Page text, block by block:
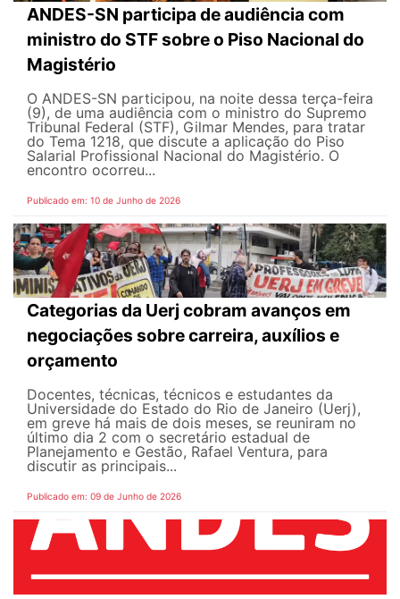
ANDES-SN participa de audiência com
ministro do STF sobre o Piso Nacional do
Magistério
O ANDES-SN participou, na noite dessa terça-feira
(9), de uma audiência com o ministro do Supremo
Tribunal Federal (STF), Gilmar Mendes, para tratar
do Tema 1218, que discute a aplicação do Piso
Salarial Profissional Nacional do Magistério. O
encontro ocorreu...
Publicado em: 10 de Junho de 2026
Categorias da Uerj cobram avanços em
negociações sobre carreira, auxílios e
orçamento
Docentes, técnicas, técnicos e estudantes da
Universidade do Estado do Rio de Janeiro (Uerj),
em greve há mais de dois meses, se reuniram no
último dia 2 com o secretário estadual de
Planejamento e Gestão, Rafael Ventura, para
discutir as principais...
Publicado em: 09 de Junho de 2026